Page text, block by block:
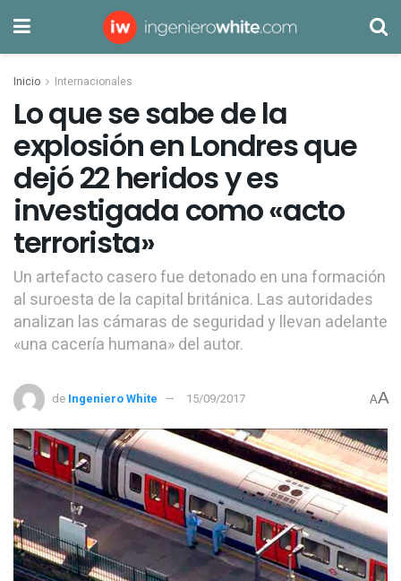
Inicio Internacionales
Lo que se sabe de la
explosión en Londres que
dejó 22 heridos y es
investigada como «acto
terrorista»
Un artefacto casero fue detonado en una formación
al suroesta de la capital británica. Las autoridades
analizan las cámaras de seguridad y llevan adelante
«una cacería humana» del autor.
de Ingeniero White 15/09/2017 AA